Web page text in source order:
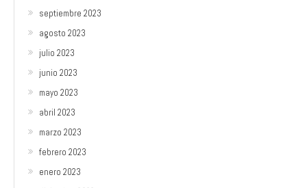
septiembre 2023
agosto 2023
julio 2023
junio 2023
mayo 2023
abril 2023
marzo 2023
febrero 2023
enero 2023